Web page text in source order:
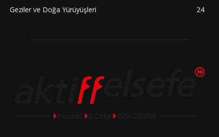
Geziler ve Doğa Yürüyüşleri
24